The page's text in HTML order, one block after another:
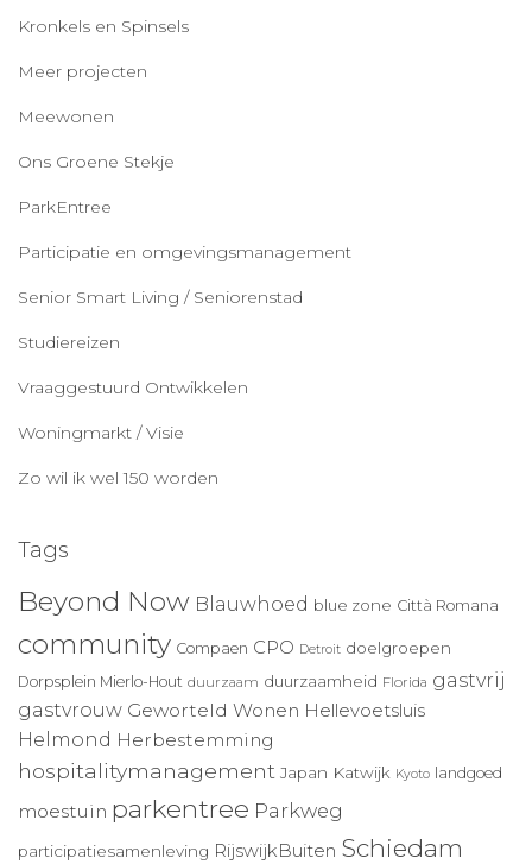
Kronkels en Spinsels
Meer projecten
Meewonen
Ons Groene Stekje
ParkEntree
Participatie en omgevingsmanagement
Senior Smart Living / Seniorenstad
Studiereizen
Vraaggestuurd Ontwikkelen
Woningmarkt / Visie
Zo wil ik wel 150 worden
Tags
Beyond Now Blauwhoed blue zone Città Romana
community Compaen CPO Detroit doelgroepen
Dorpsplein Mierlo-Hout duurzaam duurzaamheid Florida gastvrij
gastvrouw Geworteld Wonen Hellevoetsluis
Helmond Herbestemming
hospitalitymanagement Japan Katwijk Kyoto landgoed
moestuin parkentree Parkweg
participatiesamenleving RijswijkBuiten Schiedam